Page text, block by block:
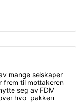
mange selskaper
frem til mottakeren
seg av FDM
hvor pakken